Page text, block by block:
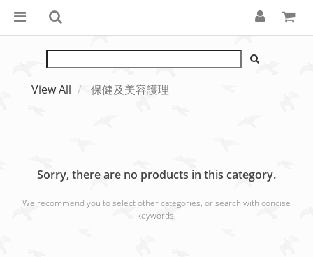
View All 保健及美容護理
Sorry, there are no products in this category.
We recommend you to select other categories, or search with concise
keywords.